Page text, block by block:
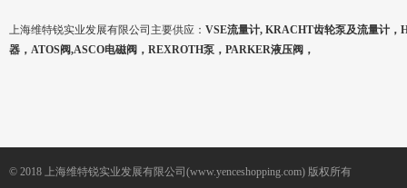
上海维特锐实业发展有限公司主要供应： VSE流量计, KRACHT齿轮泵及流量计，
器，ATOS阀,ASCO电磁阀，REXROTH泵，PARKER液压阀，
© 2018 上海维特锐实业发展有限公司(www.yenceshopping.com) 版权所有